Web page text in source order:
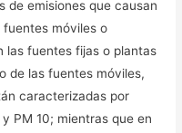
de emisiones que causan
móviles o
las fuentes fijas o plantas
de las fuentes móviles,
caracterizadas por
PM 10; mientras que en